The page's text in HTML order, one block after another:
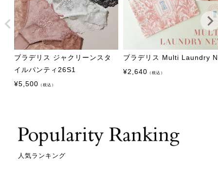
ブラデリス ジャクリーンスタ
イルパンティ26S1
¥5,500 （税込）
ブラデリス Multi Laundry
¥2,640 （税込）
人気ランキング